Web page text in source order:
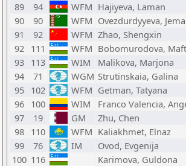
89
94 WFM Hajiyeva, Laman
90
90 WFM Ovezdurdyyeva,
91
92 WFM Zhao, Shengxin
92 111 WFM Bobomurodova,
93 113 WIM Malikova, Marjona
94
71 WGM Strutinskaia, Galina
95 102 WFM Getman, Tatyana
96 100 WIM Franco Valencia,
97
19 GM Zhu, Chen
98 110 WFM Kaliakhmet, Elnaz
99
76 IM Ovod, Evgenija
100 116 Karimova, Guldona